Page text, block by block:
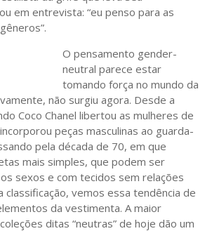
em entrevista: “eu penso para as
O pensamento gender-
neutral parece estar
tomando força no mundo da
não surgiu agora. Desde a
Coco Chanel libertou as mulheres de
peças masculinas ao guarda-
pela década de 70, em que
mais simples, que podem ser
sexos e com tecidos sem relações
classificação, vemos essa tendência de
da vestimenta. A maior
ditas “neutras” de hoje dão um